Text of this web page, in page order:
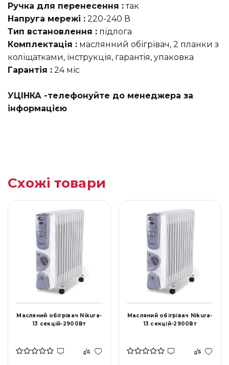
Ручка для перенесення :так
Напруга мережі : 220-240 В
Тип встановлення : підлога
Комплектація : маслянний обігрівач, 2 планки з
коліщатками, інструкція, гарантія, упаковка
Гарантія : 24 міс
УЦІНКА -телефонуйте до менеджера за
інформацією
Схожі товари
Масляний обігрівач Nikura-
13 секцій-2900Вт
Масляний обігрівач Nikura-
13 секцій-2900Вт